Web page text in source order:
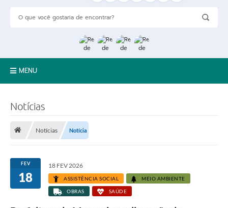
MENU
LGPD
Licitações
Notícias
Notícias Notícia
FEV
18
18 FEV 2026
ASSISTÊNCIA SOCIAL MEIO AMBIENTE
OBRAS SAÚDE